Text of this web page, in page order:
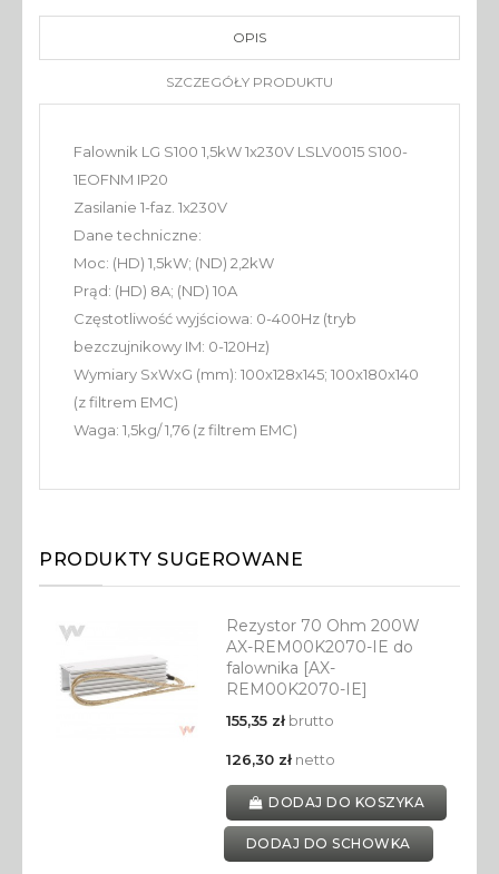
OPIS
SZCZEGÓŁY PRODUKTU
Falownik LG S100 1,5kW 1x230V LSLV0015 S100-
1EOFNM IP20
Zasilanie 1-faz. 1x230V
Dane techniczne:
Moc: (HD) 1,5kW; (ND) 2,2kW
Prąd: (HD) 8A; (ND) 10A
Częstotliwość wyjściowa: 0-400Hz (tryb
bezczujnikowy IM: 0-120Hz)
Wymiary SxWxG (mm): 100x128x145; 100x180x140
(z filtrem EMC)
Waga: 1,5kg/ 1,76 (z filtrem EMC)
PRODUKTY SUGEROWANE
Rezystor 70 Ohm 200W
AX-REM00K2070-IE do
falownika [AX-
REM00K2070-IE]
155,35 złbrutto
126,30 złnetto
DODAJ DO KOSZYKA
DODAJ DO SCHOWKA